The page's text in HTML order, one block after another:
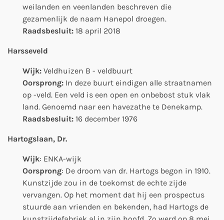
weilanden en veenlanden beschreven die
gezamenlijk de naam Hanepol droegen.
Raadsbesluit: 18 april 2018
Harsseveld
Wijk: Veldhuizen B - veldbuurt
Oorsprong: In deze buurt eindigen alle straatnamen
op -veld. Een veld is een open en onbebost stuk vlak
land. Genoemd naar een havezathe te Denekamp.
Raadsbesluit: 16 december 1976
Hartogslaan, Dr.
Wijk: ENKA-wijk
Oorsprong: De droom van dr. Hartogs begon in 1910.
Kunstzijde zou in de toekomst de echte zijde
vervangen. Op het moment dat hij een prospectus
stuurde aan vrienden en bekenden, had Hartogs de